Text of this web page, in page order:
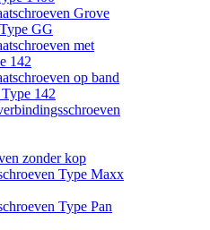
Grove
GG
met
142
op band
142
zonder kop
Type Maxx
Type Pan